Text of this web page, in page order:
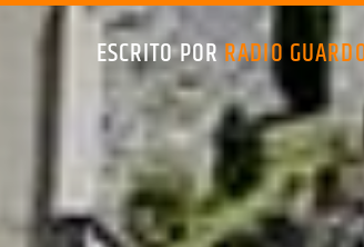
ESCRITO PORRADIO